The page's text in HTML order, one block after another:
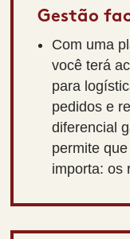
Gestão
Com uma
você terá
para
pedidos e
diferencial
permite
importa: os